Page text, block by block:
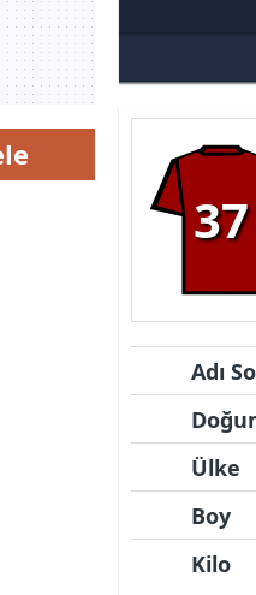
37
Adı
Ülke
Boy
Kilo